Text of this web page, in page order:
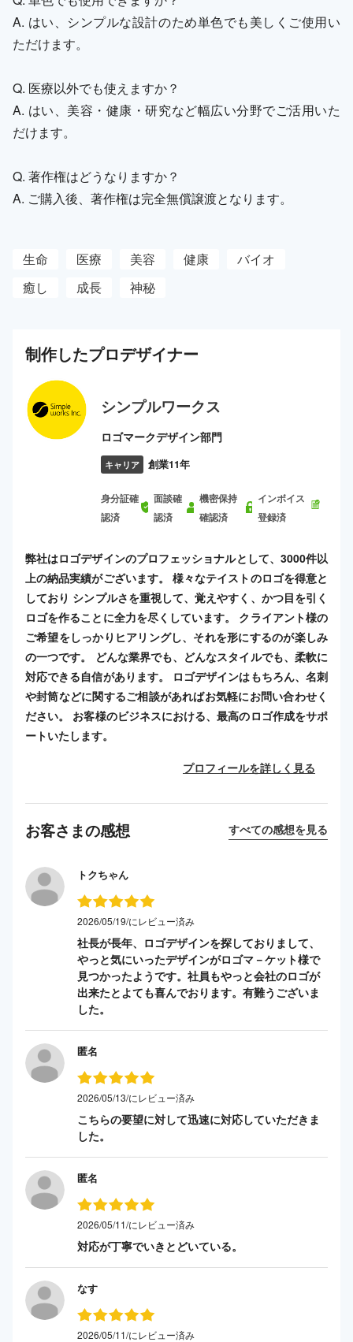
A. はい、シンプルな設計のため単色でも美しくご使用い
ただけます。
Q. 医療以外でも使えますか？
A. はい、美容・健康・研究など幅広い分野でご活用いた
だけます。
Q. 著作権はどうなりますか？
A. ご購入後、著作権は完全無償譲渡となります。
生命 医療 美容 健康
バイオ
癒し
成長 神秘
制作したプロデザイナー
シンプルワークス
ロゴマークデザイン部門
キャリア 創業11年
身分証確
認済
面談確
認済
機密保持
確認済
インボイス
登録済
弊社はロゴデザインのプロフェッショナルとして、3000件以
上の納品実績がございます。 様々なテイストのロゴを得意と
しており シンプルさを重視して、覚えやすく、かつ目を引く
ロゴを作ることに全力を尽くしています。 クライアント様の
ご希望をしっかりヒアリングし、それを形にするのが楽しみ
の一つです。 どんな業界でも、どんなスタイルでも、柔軟に
対応できる自信があります。 ロゴデザインはもちろん、名刺
や封筒などに関するご相談があればお気軽にお問い合わせく
ださい。 お客様のビジネスにおける、最高のロゴ作成をサポ
ートいたします。
プロフィールを詳しく見る
お客さまの感想 すべての感想を見る
トクちゃん
2026/05/19/にレビュー済み
社長が長年、ロゴデザインを探しておりまして、
やっと気にいったデザインがロゴマ－ケット様で
見つかったようです。社員もやっと会社のロゴが
出来たとよても喜んでおります。有難うございま
した。
匿名
2026/05/13/にレビュー済み
こちらの要望に対して迅速に対応していただきま
した。
匿名
2026/05/11/にレビュー済み
対応が丁寧でいきとどいている。
なす
2026/05/11/にレビュー済み